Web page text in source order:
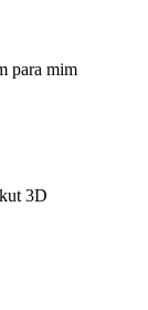
para mim
3D